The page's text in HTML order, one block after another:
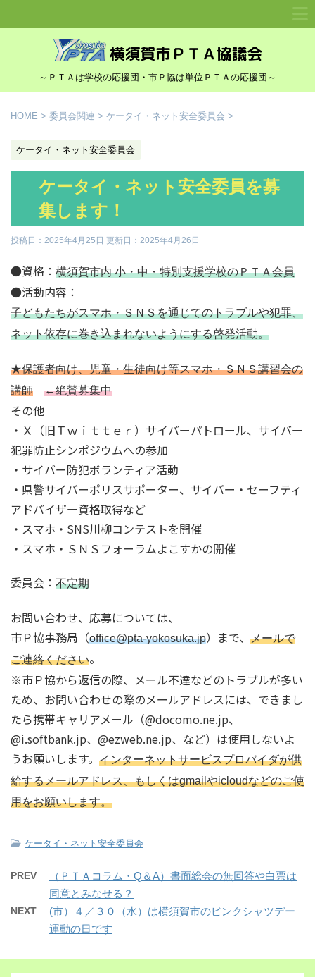
～ＰＴＡは学校の応援団・市Ｐ協は単位ＰＴＡの応援団～
HOME > 委員会関連 > ケータイ・ネット安全委員会 >
ケータイ・ネット安全委員会
ケータイ・ネット安全委員を募
集します！
投稿日：2025年4月25日 更新日： 2025年4月26日
●資格： 横須賀市内 小・中・特別支援学校のＰＴＡ会員
●活動内容：
子どもたちがスマホ・ＳＮＳを通じてのトラブルや犯罪、
ネット依存に巻き込まれないようにする啓発活動。
★保護者向け、児童・生徒向け等スマホ・ＳＮＳ講習会の
講師
←絶賛募集中
その他
・Ｘ（旧Ｔｗｉｔｔｅｒ）サイバーパトロール、サイバー
犯罪防止シンポジウムへの参加
・サイバー防犯ボランティア活動
・県警サイバーポリスサポーター、サイバー・セーフティ
アドバイザー資格取得など
・スマホ・SNS川柳コンテストを開催
・スマホ・ＳＮＳフォーラムよこすかの開催
委員会： 不定期
お問い合わせ、応募については、
市Ｐ協事務局（office@pta-yokosuka.jp）まで、
メールで
ご連絡ください。
※市Ｐ協から返信の際、メール不達などのトラブルが多い
ため、お問い合わせの際のメールアドレスには、できまし
たら携帯キャリアメール（@docomo.ne.jp、
@i.softbank.jp、@ezweb.ne.jp、など）は使用しないよ
うお願いします。 インターネットサービスプロバイダが供
給するメールアドレス、もしくはgmailやicloudなどのご使
用をお願いします。
-ケータイ・ネット安全委員会
PREV
（ＰＴＡコラム・Q＆A）書面総会の無回答や白票は
同意とみなせる？
NEXT
(市）４／３０（水）は横須賀市のピンクシャツデー
運動の日です